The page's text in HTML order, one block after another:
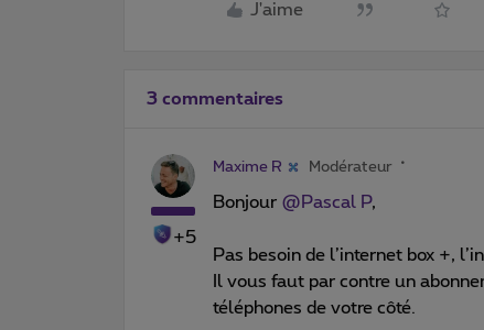
J'aime
3 commentaires
+5
Maxime R Modérateur
Bonjour ​ @Pascal P,
Pas besoin de l’internet box +,
Il vous faut par contre un
téléphones de votre côté.